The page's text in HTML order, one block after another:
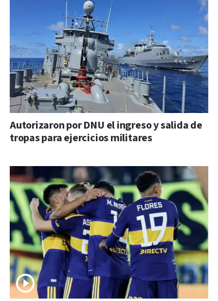
Autorizaron por DNU el ingreso y salida de
tropas para ejercicios militares